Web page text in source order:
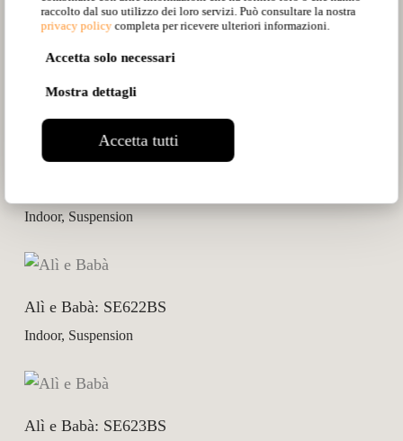
raccolto dal suo utilizzo dei loro servizi. Può consultare la nostra
privacy policy completa per ricevere ulteriori informazioni.
Accetta solo necessari
Mostra dettagli
Accetta tutti
Indoor, Suspension
Indoor, Suspension
Alì e Babà: SE622BS
Indoor, Suspension
Alì e Babà: SE623BS